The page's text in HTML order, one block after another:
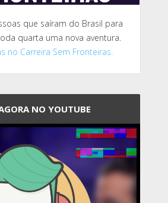
que saíram do Brasil para
quarta uma nova aventura.
no Carreira Sem Fronteiras.
NO YOUTUBE